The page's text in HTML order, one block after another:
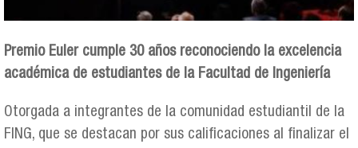
Premio Euler cumple 30 años reconociendo la excelencia
académica de estudiantes de la Facultad de Ingeniería
Otorgada a integrantes de la comunidad estudiantil de la
FING, que se destacan por sus calificaciones al finalizar el